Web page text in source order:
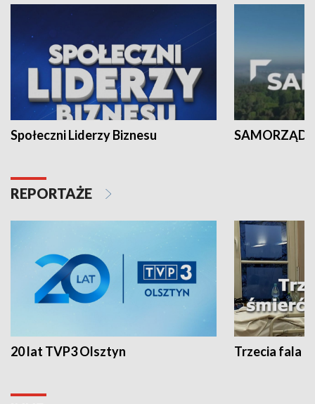
Społeczni Liderzy Biznesu SAMORZĄD
REPORTAŻE
20 lat TVP3 Olsztyn Trzecia fala -